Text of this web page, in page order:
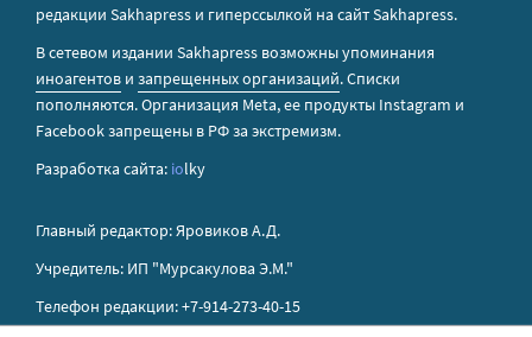
редакции Sakhapress и гиперссылкой на сайт Sakhapress.
В сетевом издании Sakhapress возможны упоминания
иноагентов и запрещенных организаций. Списки
пополняются. Организация Metа, ее продукты Instagram и
Facebook запрещены в РФ за экстремизм.
Разработка сайта: iolky
Главный редактор: Яровиков А.Д.
Учредитель: ИП "Мурсакулова Э.М."
Телефон редакции: +7-914-273-40-15